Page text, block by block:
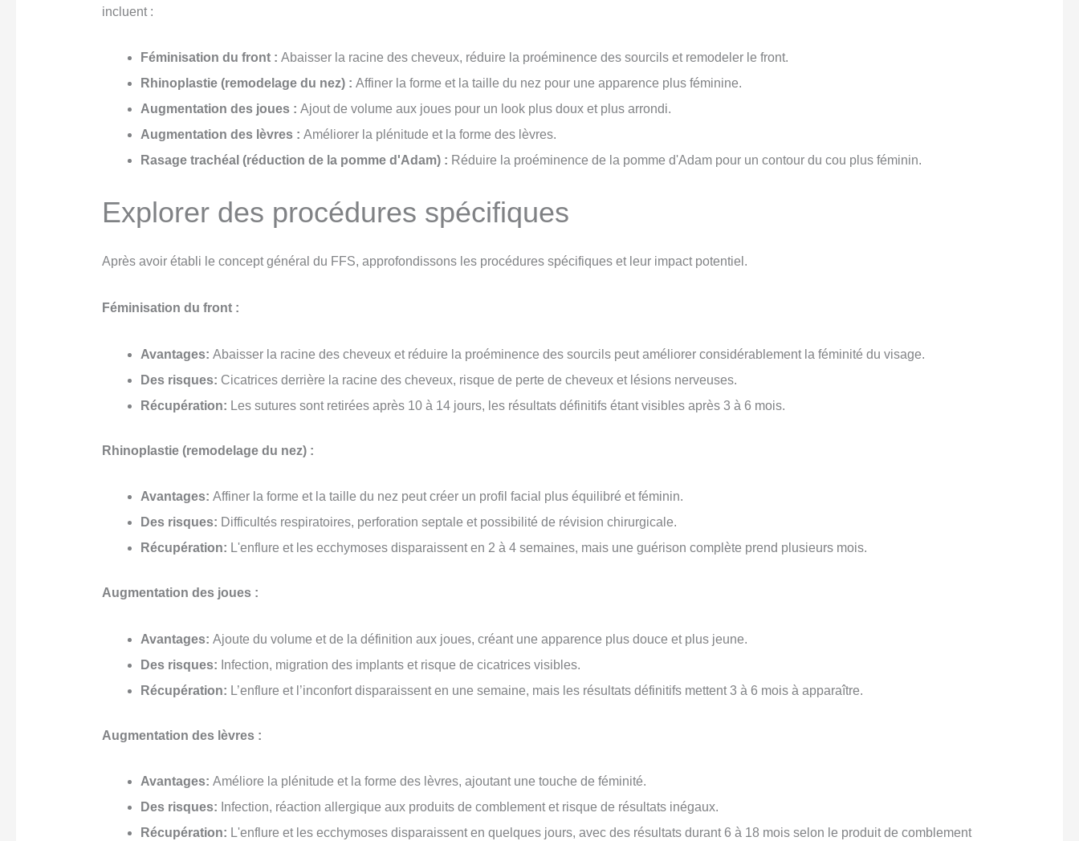
incluent :
Féminisation du front : Abaisser la racine des cheveux, réduire la proéminence des sourcils et remodeler le front.
Rhinoplastie (remodelage du nez) : Affiner la forme et la taille du nez pour une apparence plus féminine.
Augmentation des joues : Ajout de volume aux joues pour un look plus doux et plus arrondi.
Augmentation des lèvres : Améliorer la plénitude et la forme des lèvres.
Rasage trachéal (réduction de la pomme d'Adam) : Réduire la proéminence de la pomme d'Adam pour un contour du cou plus féminin.
Explorer des procédures spécifiques
Après avoir établi le concept général du FFS, approfondissons les procédures spécifiques et leur impact potentiel.
Féminisation du front :
Avantages: Abaisser la racine des cheveux et réduire la proéminence des sourcils peut améliorer considérablement la féminité du visage.
Des risques: Cicatrices derrière la racine des cheveux, risque de perte de cheveux et lésions nerveuses.
Récupération: Les sutures sont retirées après 10 à 14 jours, les résultats définitifs étant visibles après 3 à 6 mois.
Rhinoplastie (remodelage du nez) :
Avantages: Affiner la forme et la taille du nez peut créer un profil facial plus équilibré et féminin.
Des risques: Difficultés respiratoires, perforation septale et possibilité de révision chirurgicale.
Récupération: L'enflure et les ecchymoses disparaissent en 2 à 4 semaines, mais une guérison complète prend plusieurs mois.
Augmentation des joues :
Avantages: Ajoute du volume et de la définition aux joues, créant une apparence plus douce et plus jeune.
Des risques: Infection, migration des implants et risque de cicatrices visibles.
Récupération: L’enflure et l’inconfort disparaissent en une semaine, mais les résultats définitifs mettent 3 à 6 mois à apparaître.
Augmentation des lèvres :
Avantages: Améliore la plénitude et la forme des lèvres, ajoutant une touche de féminité.
Des risques: Infection, réaction allergique aux produits de comblement et risque de résultats inégaux.
Récupération: L'enflure et les ecchymoses disparaissent en quelques jours, avec des résultats durant 6 à 18 mois selon le produit de comblement